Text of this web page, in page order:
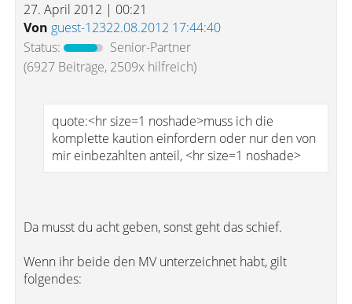
27. April 2012 | 00:21
Von guest-12322.08.2012 17:44:40
Status:
Senior-Partner
(6927 Beiträge, 2509x hilfreich)
quote:<hr size=1 noshade>muss ich die
komplette kaution einfordern oder nur den von
mir einbezahlten anteil, <hr size=1 noshade>
Da musst du acht geben, sonst geht das schief.
Wenn ihr beide den MV unterzeichnet habt, gilt
folgendes: